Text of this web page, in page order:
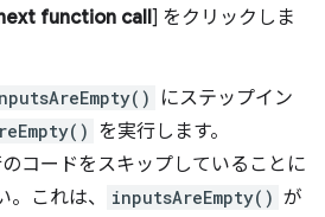
function call] をクリックしま
にステップイン
を実行します。
コードをスキップしていることに
これは、
inputsAreEmpty() が